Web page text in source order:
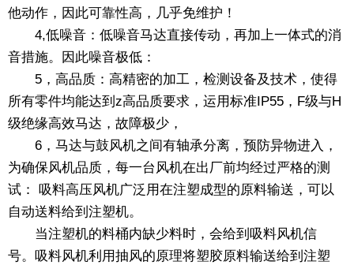
他动作，因此可靠性高，几乎免维护！
4,低噪音：低噪音马达直接传动，再加上一体式的消
音措施。因此噪音极低：
5，高品质：高精密的加工，检测设备及技术，使得
所有零件均能达到z高品质要求，运用标准IP55，F级与H
级绝缘高效马达，故障极少，
6，马达与鼓风机之间有轴承分离，预防异物进入，
为确保风机品质，每一台风机在出厂前均经过严格的测
试： 吸料高压风机广泛用在注塑成型的原料输送，可以
自动送料给到注塑机。
当注塑机的料桶内缺少料时，会给到吸料风机信
号。吸料风机利用抽风的原理将塑胶原料输送给到注塑